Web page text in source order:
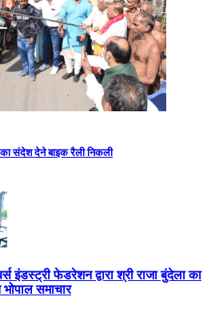
का संदेश देने बाइक रैली निकली
इंडस्ट्री फेडरेशन द्वारा श्री राजा बुंदेला का
समाचार